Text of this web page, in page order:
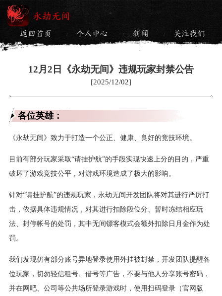
永劫无间
返回首页 / 个人中心 / 新闻 / 关注我们
12月2日《永劫无间》违规玩家封禁公告
[2025/12/02]
各位英雄：
《永劫无间》致力于打造一个公正、健康、良好的竞技环境。
目前有部分玩家采取“请挂护航”的手段实现快速上分的目的，严重
破坏了游戏竞技公平，对游戏环境造成了极大的影响。
针对“请挂护航”的违规玩家，永劫无间开发团队将对其进行严厉打
击，依据具体违规情况，对其进行扣除段位分、暂时冻结相应玩
法、封停帐号的处罚，其中无间镖客模式会额外扣除日月金作为处
罚。
我们发现仍有部分账号异地登录使用外挂被封禁，开发团队提醒各
位玩家，切勿轻信租号、借号等广告，不要与他人分享账号密码，
并在网吧、公司等公共场所登录游戏时，使用扫码登录（官网版